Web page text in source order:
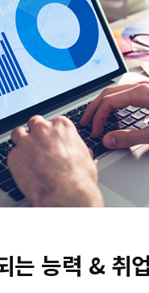
는 능력 & 취